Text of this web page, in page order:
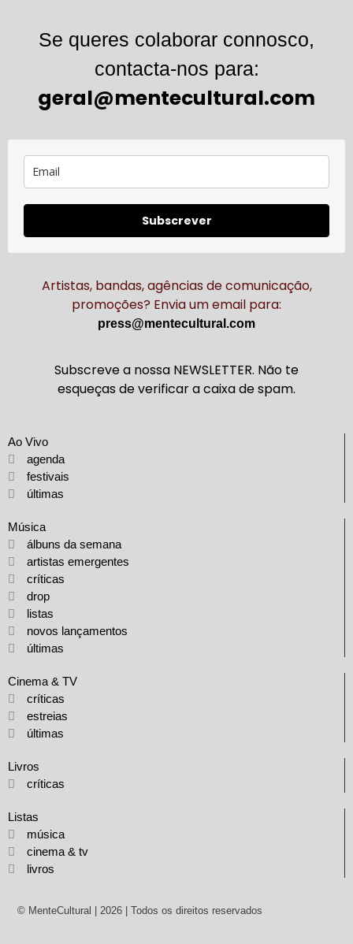
Se queres colaborar connosco,
contacta-nos para:
geral@mentecultural.com
Subscrever
Artistas, bandas, agências de comunicação,
promoções? Envia um email para:
press@mentecultural.com
Subscreve a nossa NEWSLETTER. Não te
esqueças de verificar a caixa de spam.
Ao Vivo
agenda
festivais
últimas
Música
álbuns da semana
artistas emergentes
críticas
drop
listas
novos lançamentos
últimas
Cinema & TV
críticas
estreias
últimas
Livros
críticas
Listas
música
cinema & tv
livros
© MenteCultural | 2026 | Todos os direitos reservados